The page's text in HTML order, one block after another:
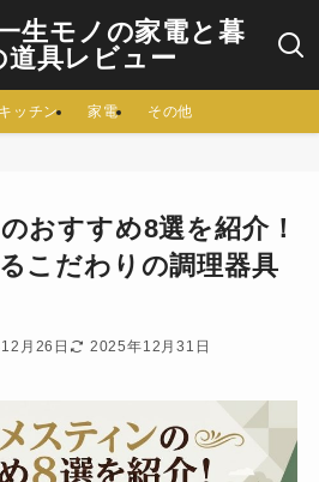
生モノの家電と暮
道具レビュー
キッチン 家電 その他
おすすめ8選を紹介！
こだわりの調理器具
月26日 2025年12月31日